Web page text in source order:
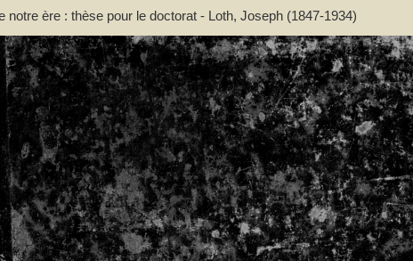
ère : thèse pour le doctorat - Loth, Joseph (1847-1934)